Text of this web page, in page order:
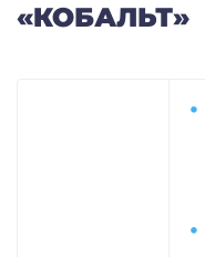
«КОБАЛЬТ»